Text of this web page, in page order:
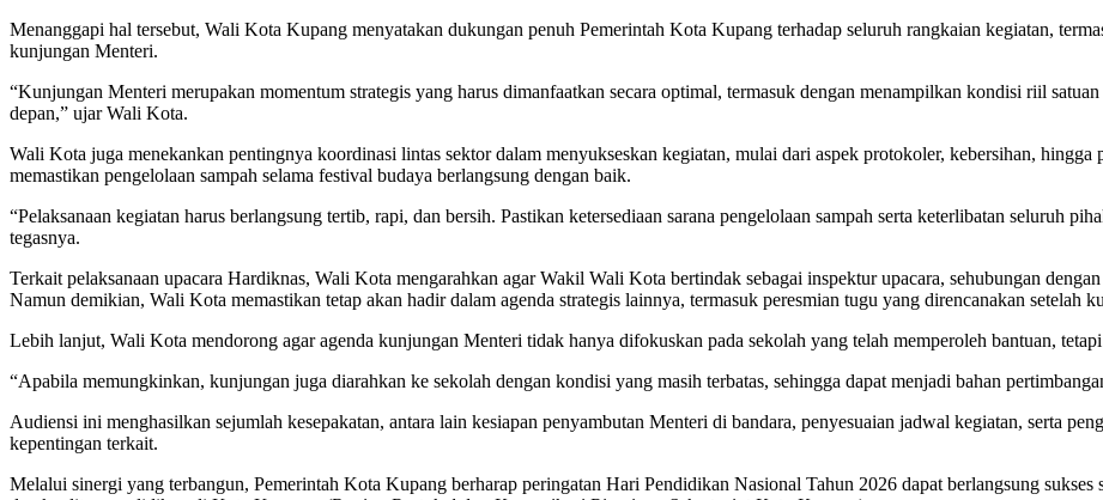
Menanggapi hal tersebut, Wali Kota Kupang menyatakan dukungan penuh Pemerintah Kota Kupang terhadap seluruh rangkaian kegiatan,
kunjungan Menteri.
“Kunjungan Menteri merupakan momentum strategis yang harus dimanfaatkan secara optimal, termasuk dengan menampilkan kondisi riil
depan,” ujar Wali Kota.
Wali Kota juga menekankan pentingnya koordinasi lintas sektor dalam menyukseskan kegiatan, mulai dari aspek protokoler, kebersihan, hingga
memastikan pengelolaan sampah selama festival budaya berlangsung dengan baik.
“Pelaksanaan kegiatan harus berlangsung tertib, rapi, dan bersih. Pastikan ketersediaan sarana pengelolaan sampah serta keterlibatan seluruh
tegasnya.
Terkait pelaksanaan upacara Hardiknas, Wali Kota mengarahkan agar Wakil Wali Kota bertindak sebagai inspektur upacara, sehubungan
Namun demikian, Wali Kota memastikan tetap akan hadir dalam agenda strategis lainnya, termasuk peresmian tugu yang direncanakan setelah
Lebih lanjut, Wali Kota mendorong agar agenda kunjungan Menteri tidak hanya difokuskan pada sekolah yang telah memperoleh bantuan,
“Apabila memungkinkan, kunjungan juga diarahkan ke sekolah dengan kondisi yang masih terbatas, sehingga dapat menjadi bahan
Audiensi ini menghasilkan sejumlah kesepakatan, antara lain kesiapan penyambutan Menteri di bandara, penyesuaian jadwal kegiatan, serta
kepentingan terkait.
Melalui sinergi yang terbangun, Pemerintah Kota Kupang berharap peringatan Hari Pendidikan Nasional Tahun 2026 dapat berlangsung sukses